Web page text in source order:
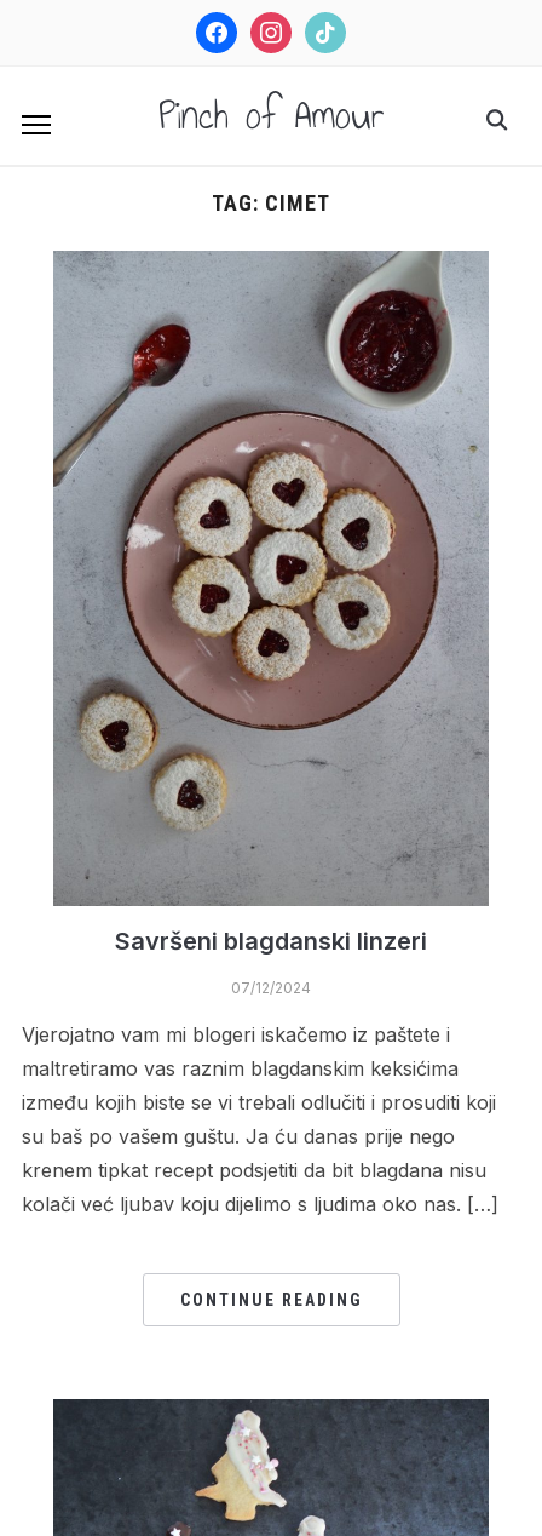
facebookinstagramtiktok
Pinch of Amour
TAG: CIMET
Savršeni blagdanski linzeri
07/12/2024
Vjerojatno vam mi blogeri iskačemo iz paštete i
maltretiramo vas raznim blagdanskim keksićima
između kojih biste se vi trebali odlučiti i prosuditi koji
su baš po vašem guštu. Ja ću danas prije nego
krenem tipkat recept podsjetiti da bit blagdana nisu
kolači već ljubav koju dijelimo s ljudima oko nas. […]
CONTINUE READING